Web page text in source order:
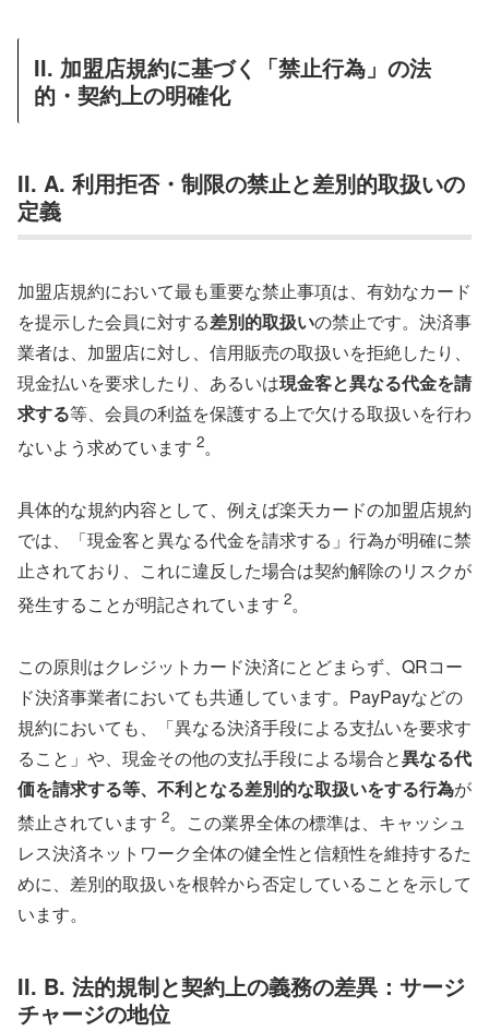
II. 加盟店規約に基づく「禁止行為」の法
的・契約上の明確化
II. A. 利用拒否・制限の禁止と差別的取扱いの
定義
加盟店規約において最も重要な禁止事項は、有効なカード
を提示した会員に対する差別的取扱いの禁止です。決済事
業者は、加盟店に対し、信用販売の取扱いを拒絶したり、
現金払いを要求したり、あるいは現金客と異なる代金を請
求する等、会員の利益を保護する上で欠ける取扱いを行わ
ないよう求めています 2。
具体的な規約内容として、例えば楽天カードの加盟店規約
では、「現金客と異なる代金を請求する」行為が明確に禁
止されており、これに違反した場合は契約解除のリスクが
発生することが明記されています 2。
この原則はクレジットカード決済にとどまらず、QRコー
ド決済事業者においても共通しています。PayPayなどの
規約においても、「異なる決済手段による支払いを要求す
ること」や、現金その他の支払手段による場合と異なる代
価を請求する等、不利となる差別的な取扱いをする行為が
禁止されています 2。この業界全体の標準は、キャッシュ
レス決済ネットワーク全体の健全性と信頼性を維持するた
めに、差別的取扱いを根幹から否定していることを示して
います。
II. B. 法的規制と契約上の義務の差異：サージ
チャージの地位